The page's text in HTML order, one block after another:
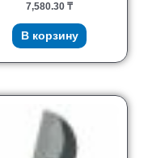
7,580.30 ₸
В корзину